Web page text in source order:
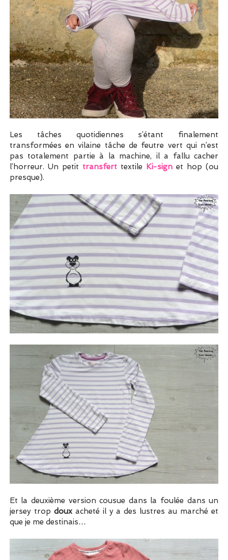
Les tâches quotidiennes s’étant finalement
transformées en vilaine tâche de feutre vert qui n’est
pas totalement partie à la machine, il a fallu cacher
l’horreur. Un petit transferttextile Ki-sign et hop (ou
presque).
Et la deuxième version cousue dans la foulée dans un
jersey trop douxacheté il y a des lustres au marché et
que je me destinais…